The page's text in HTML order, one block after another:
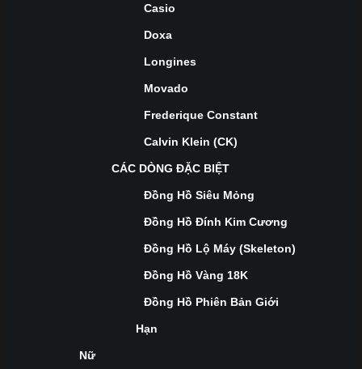
Casio
Doxa
Longines
Movado
Frederique Constant
Calvin Klein (CK)
CÁC DÒNG ĐẶC BIỆT
Đồng Hồ Siêu Mỏng
Đồng Hồ Đính Kim Cương
Đồng Hồ Lộ Máy (Skeleton)
Đồng Hồ Vàng 18K
Đồng Hồ Phiên Bản Giới
Hạn
Nữ